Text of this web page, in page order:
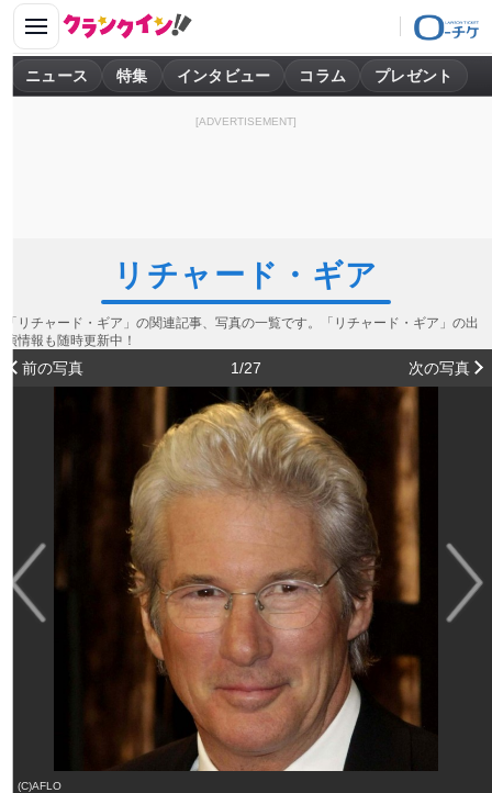
ニュース 特集 インタビュー コラム プレゼント
[ADVERTISEMENT]
リチャード・ギア
「リチャード・ギア」の関連記事、写真の一覧です。「リチャード・ギア」の出
演情報も随時更新中！
前の写真 1/27 次の写真
(C)AFLO